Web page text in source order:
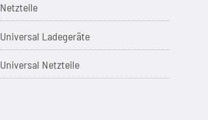
Netzteile
Universal Ladegeräte
Universal Netzteile